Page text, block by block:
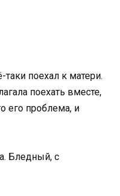
поехал к матери.
поехать вместе,
его проблема, и
Бледный, с